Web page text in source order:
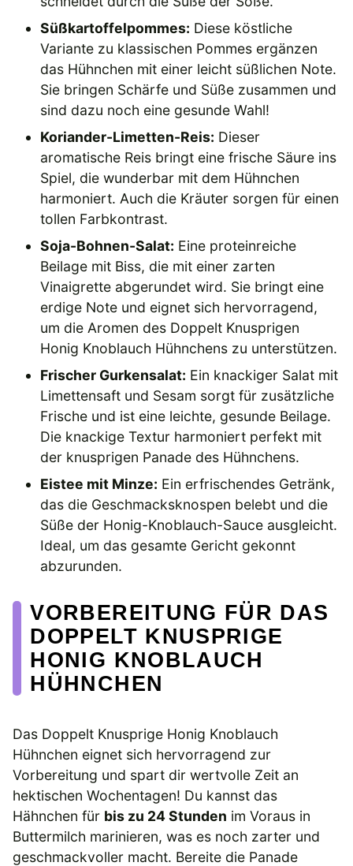
Süßkartoffelpommes: Diese köstliche
Variante zu klassischen Pommes ergänzen
das Hühnchen mit einer leicht süßlichen Note.
Sie bringen Schärfe und Süße zusammen und
sind dazu noch eine gesunde Wahl!
Koriander-Limetten-Reis: Dieser
aromatische Reis bringt eine frische Säure ins
Spiel, die wunderbar mit dem Hühnchen
harmoniert. Auch die Kräuter sorgen für einen
tollen Farbkontrast.
Soja-Bohnen-Salat: Eine proteinreiche
Beilage mit Biss, die mit einer zarten
Vinaigrette abgerundet wird. Sie bringt eine
erdige Note und eignet sich hervorragend,
um die Aromen des Doppelt Knusprigen
Honig Knoblauch Hühnchens zu unterstützen.
Frischer Gurkensalat: Ein knackiger Salat mit
Limettensaft und Sesam sorgt für zusätzliche
Frische und ist eine leichte, gesunde Beilage.
Die knackige Textur harmoniert perfekt mit
der knusprigen Panade des Hühnchens.
Eistee mit Minze: Ein erfrischendes Getränk,
das die Geschmacksknospen belebt und die
Süße der Honig-Knoblauch-Sauce ausgleicht.
Ideal, um das gesamte Gericht gekonnt
abzurunden.
VORBEREITUNG FÜR DAS
DOPPELT KNUSPRIGE
HONIG KNOBLAUCH
HÜHNCHEN
Das Doppelt Knusprige Honig Knoblauch
Hühnchen eignet sich hervorragend zur
Vorbereitung und spart dir wertvolle Zeit an
hektischen Wochentagen! Du kannst das
Hähnchen für bis zu 24 Stunden im Voraus in
Buttermilch marinieren, was es noch zarter und
geschmackvoller macht. Bereite die Panade